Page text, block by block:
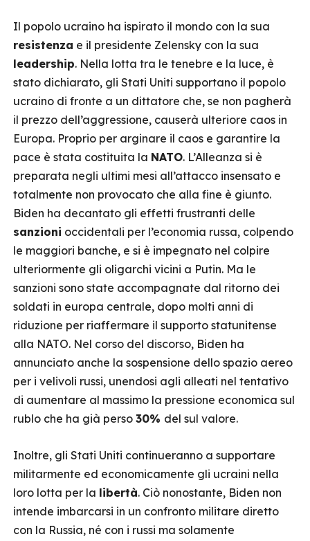
Il popolo ucraino ha ispirato il mondo con la sua
resistenza e il presidente Zelensky con la sua
leadership. Nella lotta tra le tenebre e la luce, è
stato dichiarato, gli Stati Uniti supportano il popolo
ucraino di fronte a un dittatore che, se non pagherà
il prezzo dell’aggressione, causerà ulteriore caos in
Europa. Proprio per arginare il caos e garantire la
pace è stata costituita la NATO. L’Alleanza si è
preparata negli ultimi mesi all’attacco insensato e
totalmente non provocato che alla fine è giunto.
Biden ha decantato gli effetti frustranti delle
sanzioni occidentali per l’economia russa, colpendo
le maggiori banche, e si è impegnato nel colpire
ulteriormente gli oligarchi vicini a Putin. Ma le
sanzioni sono state accompagnate dal ritorno dei
soldati in europa centrale, dopo molti anni di
riduzione per riaffermare il supporto statunitense
alla NATO. Nel corso del discorso, Biden ha
annunciato anche la sospensione dello spazio aereo
per i velivoli russi, unendosi agli alleati nel tentativo
di aumentare al massimo la pressione economica sul
rublo che ha già perso 30% del sul valore.
Inoltre, gli Stati Uniti continueranno a supportare
militarmente ed economicamente gli ucraini nella
loro lotta per la libertà. Ciò nonostante, Biden non
intende imbarcarsi in un confronto militare diretto
con la Russia, né con i russi ma solamente